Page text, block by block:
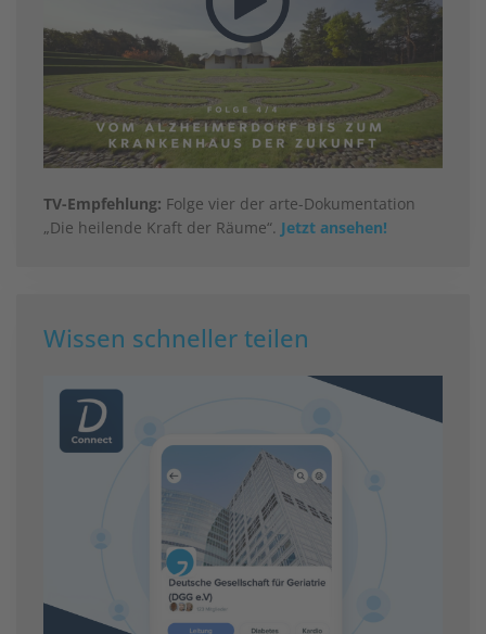
TV-Empfehlung: Folge vier der arte-Dokumentation
„Die heilende Kraft der Räume“. Jetzt ansehen!
Wissen schneller teilen